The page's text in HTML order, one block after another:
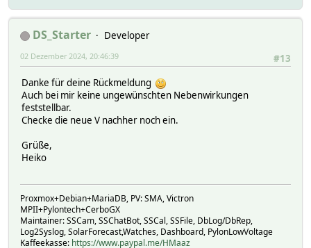
DS_Starter
Developer
#13
02 Dezember 2024, 20:46:39
Danke für deine Rückmeldung
Auch bei mir keine ungewünschten Nebenwirkungen
feststellbar.
Checke die neue V nachher noch ein.
Grüße,
Heiko
Proxmox+Debian+MariaDB, PV: SMA, Victron
MPII+Pylontech+CerboGX
Maintainer: SSCam, SSChatBot, SSCal, SSFile, DbLog/DbRep,
Log2Syslog, SolarForecast,Watches, Dashboard, PylonLowVoltage
Kaffeekasse: https://www.paypal.me/HMaaz